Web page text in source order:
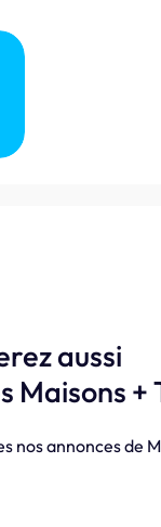
aussi
Maisons +
nos annonces de